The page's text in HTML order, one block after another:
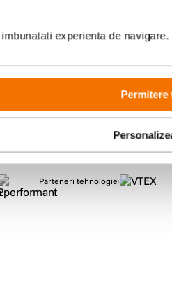
experienta de
Permitere
© F64 2001 - 2026
Parteneri tehnologie: